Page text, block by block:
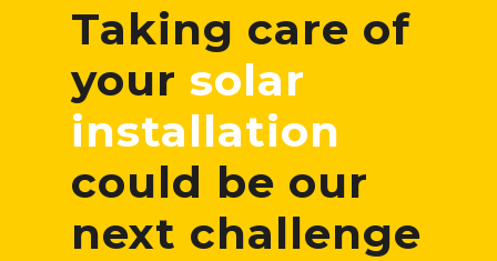
Taking care of
your solar
installation
could be our
next challenge